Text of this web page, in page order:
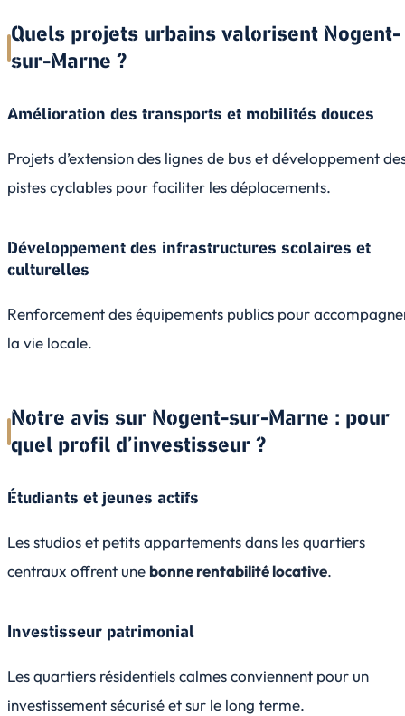
Quels projets urbains valorisent Nogent-
sur-Marne ?
Amélioration des transports et mobilités douces
Projets d’extension des lignes de bus et développement
pistes cyclables pour faciliter les déplacements.
Développement des infrastructures scolaires et
culturelles
Renforcement des équipements publics pour
la vie locale.
Notre avis sur Nogent-sur-Marne : pour
quel profil d’investisseur ?
Étudiants et jeunes actifs
Les studios et petits appartements dans les quartiers
centraux offrent une bonne rentabilité locative.
Investisseur patrimonial
Les quartiers résidentiels calmes conviennent pour un
investissement sécurisé et sur le long terme.